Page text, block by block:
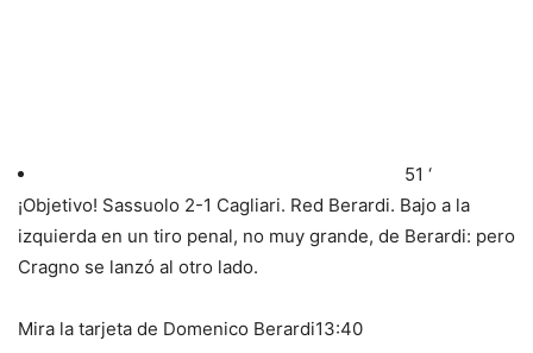
51 ‘
¡Objetivo! Sassuolo 2-1 Cagliari. Red Berardi. Bajo a la
izquierda en un tiro penal, no muy grande, de Berardi: pero
Cragno se lanzó al otro lado.
Mira la tarjeta de Domenico Berardi13:40